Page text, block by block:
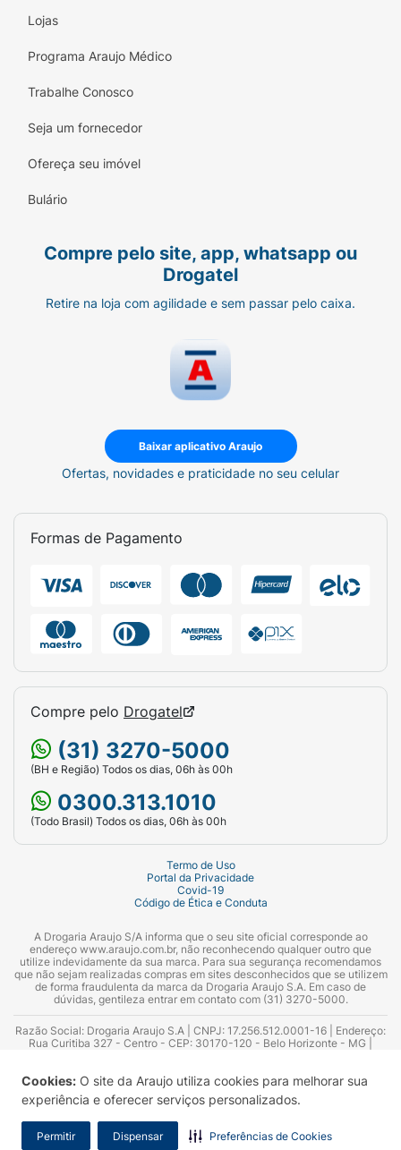
Cookies: O site da Araujo utiliza cookies para melhorar sua
experiência e oferecer serviços personalizados.
Permitir Dispensar Preferências de Cookies
Lojas
Programa Araujo Médico
Trabalhe Conosco
Seja um fornecedor
Ofereça seu imóvel
Bulário
Compre pelo site, app, whatsapp ou
Drogatel
Retire na loja com agilidade e sem passar pelo caixa.
Baixar aplicativo Araujo
Ofertas, novidades e praticidade no seu celular
Formas de Pagamento
Compre pelo Drogatel
(31) 3270-5000
(BH e Região) Todos os dias, 06h às 00h
0300.313.1010
(Todo Brasil) Todos os dias, 06h às 00h
Termo de Uso
Portal da Privacidade
Covid-19
Código de Ética e Conduta
A Drogaria Araujo S/A informa que o seu site oficial corresponde ao
endereço www.araujo.com.br, não reconhecendo qualquer outro que
utilize indevidamente da sua marca. Para sua segurança recomendamos
que não sejam realizadas compras em sites desconhecidos que se utilizem
de forma fraudulenta da marca da Drogaria Araujo S.A. Em caso de
dúvidas, gentileza entrar em contato com (31) 3270-5000.
Razão Social: Drogaria Araujo S.A | CNPJ: 17.256.512.0001-16 | Endereço:
Rua Curitiba 327 - Centro - CEP: 30170-120 - Belo Horizonte - MG |
Azevedo Guimarães – CRF 10.965 | Yasmin Silva Alvarenga – CRF 52.584 -
Consultor substituto: Thiago Aguiar Pinheiro - CRF Nº 13.748. Alvará
Sanitário: 2025020713 | Autorização de Funcionamento da Empresa (AFE):